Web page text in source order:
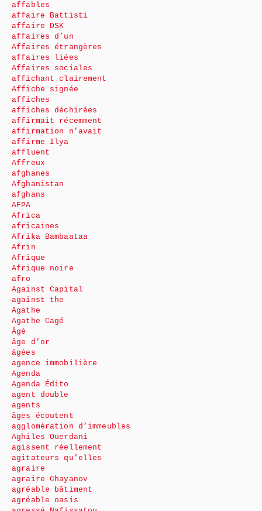
affables
affaire Battisti
affaire DSK
affaires d’un
Affaires étrangères
affaires liées
Affaires sociales
affichant clairement
Affiche signée
affiches
affiches déchirées
affirmait récemment
affirmation n’avait
affirme Ilya
affluent
Affreux
afghanes
Afghanistan
afghans
AFPA
Africa
africaines
Afrika Bambaataa
Afrin
Afrique
Afrique noire
afro
Against Capital
against the
Agathe
Agathe Cagé
Âgé
âge d’or
âgées
agence immobilière
Agenda
Agenda Édito
agent double
agents
âges écoutent
agglomération d’immeubles
Aghiles Ouerdani
agissent réellement
agitateurs qu’elles
agraire
agraire Chayanov
agréable bâtiment
agréable oasis